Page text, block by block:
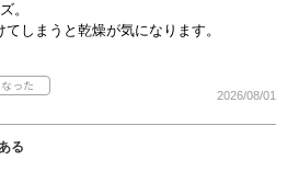
。
しまうと乾燥が気になります。
2026/08/01
る